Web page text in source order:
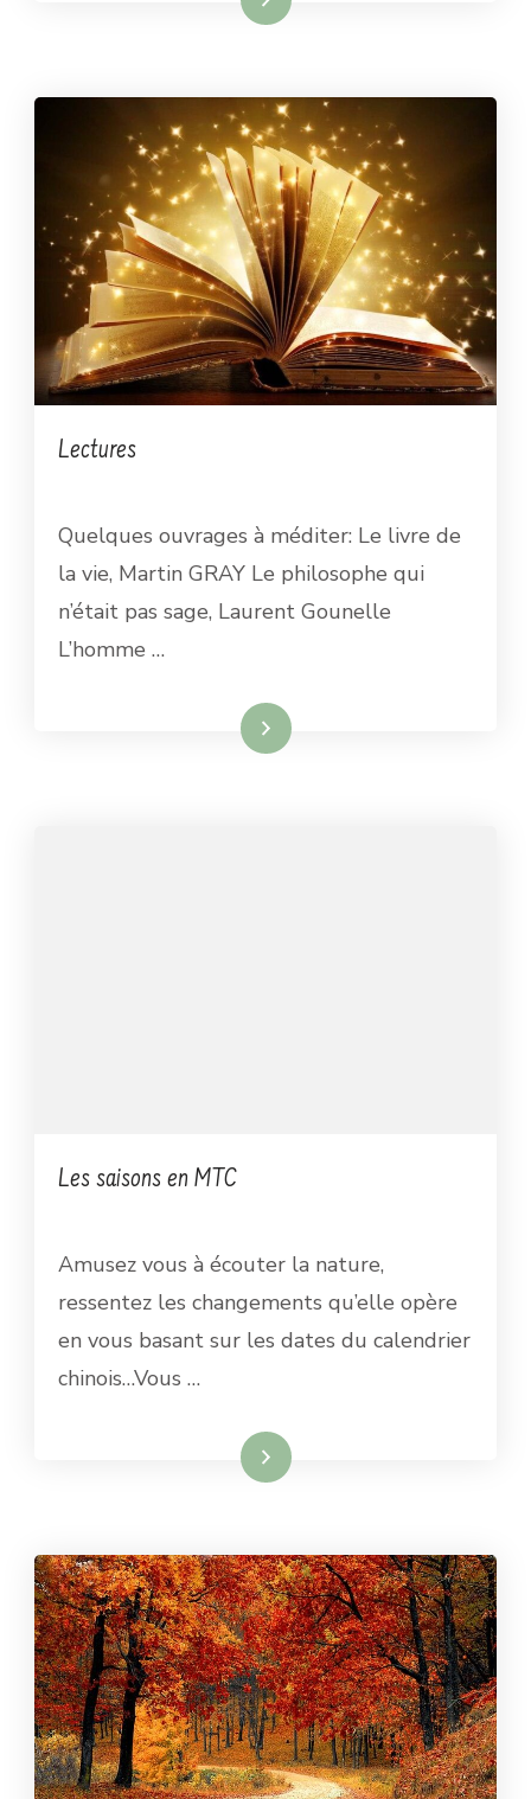
Lectures
Quelques ouvrages à méditer: Le livre de
la vie, Martin GRAY Le philosophe qui
n’était pas sage, Laurent Gounelle
L’homme …
Lire la suite
Les saisons en MTC
Amusez vous à écouter la nature,
ressentez les changements qu’elle opère
en vous basant sur les dates du calendrier
chinois…Vous …
Lire la suite